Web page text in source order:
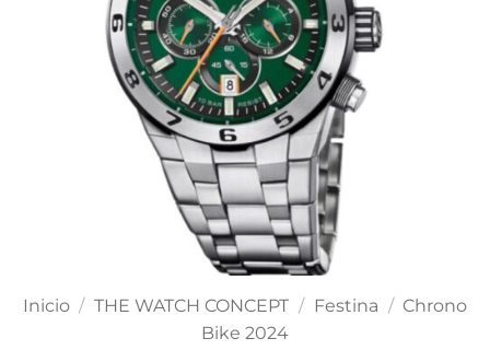
Inicio / THE WATCH CONCEPT / Festina / Chrono
Bike 2024